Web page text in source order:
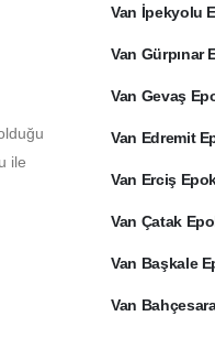
ile
Van İpekyolu
Van Gürpınar
Van Gevaş
Van Edremit
Van Erciş
Van Çatak
Van Başkale
Van